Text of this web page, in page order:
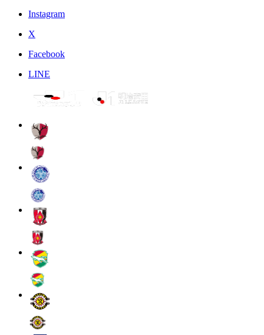
Instagram
X
Facebook
LINE